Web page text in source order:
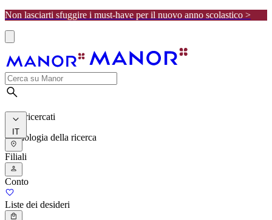
Non lasciarti sfuggire i must-have per il nuovo anno scolastico >
I più ricercati
Cronologia della ricerca
IT
Filiali
Conto
Liste dei desideri